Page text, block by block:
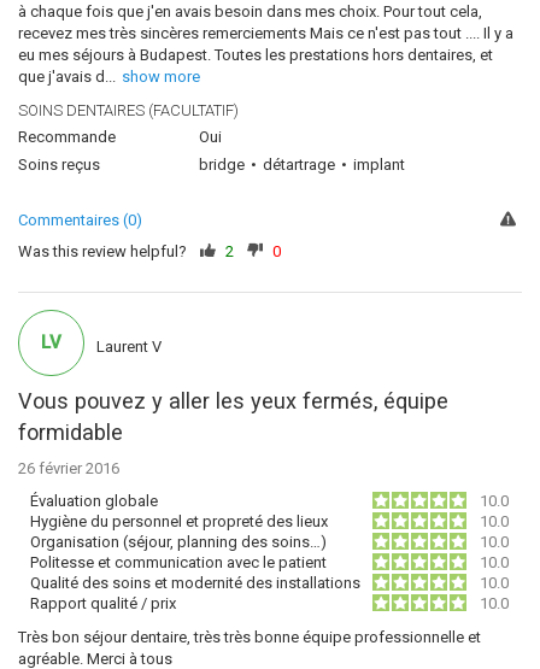
à chaque fois que j'en avais besoin dans mes choix. Pour tout cela,
recevez mes très sincères remerciements Mais ce n'est pas tout .... Il y a
eu mes séjours à Budapest. Toutes les prestations hors dentaires, et
que j'avais d
show more
SOINS DENTAIRES (FACULTATIF)
Recommande
Oui
Soins reçus
bridge détartrage implant
Commentaires (0)
Was this review helpful?
2 0
Vous pouvez y aller les yeux fermés, équipe
formidable
26 février 2016
Évaluation globale
10.0
Hygiène du personnel et propreté des lieux
10.0
Organisation (séjour, planning des soins…)
10.0
Politesse et communication avec le patient
10.0
Qualité des soins et modernité des installations
10.0
Rapport qualité / prix
10.0
Très bon séjour dentaire, très très bonne équipe professionnelle et
agréable. Merci à tous
LV Laurent V